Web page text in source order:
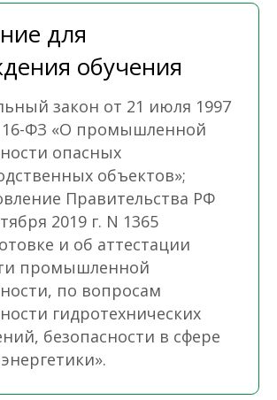
для
обучения
закон от 21 июля 1997
ФЗ «О промышленной
опасных
объектов»;
Правительства РФ
2019 г. N 1365
и об аттестации
промышленной
по вопросам
гидротехнических
безопасности в сфере